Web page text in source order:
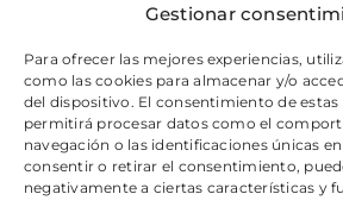
Gestionar
Para ofrecer las mejores experiencias,
como las cookies para almacenar y/o
del dispositivo. El consentimiento de
permitirá procesar datos como el
navegación o las identificaciones únicas
consentir o retirar el consentimiento,
negativamente a ciertas características y
Il·luminació
Amenities
Cuines hostaleria
Bugaderia
Banys
Tèxtil Decoratiu